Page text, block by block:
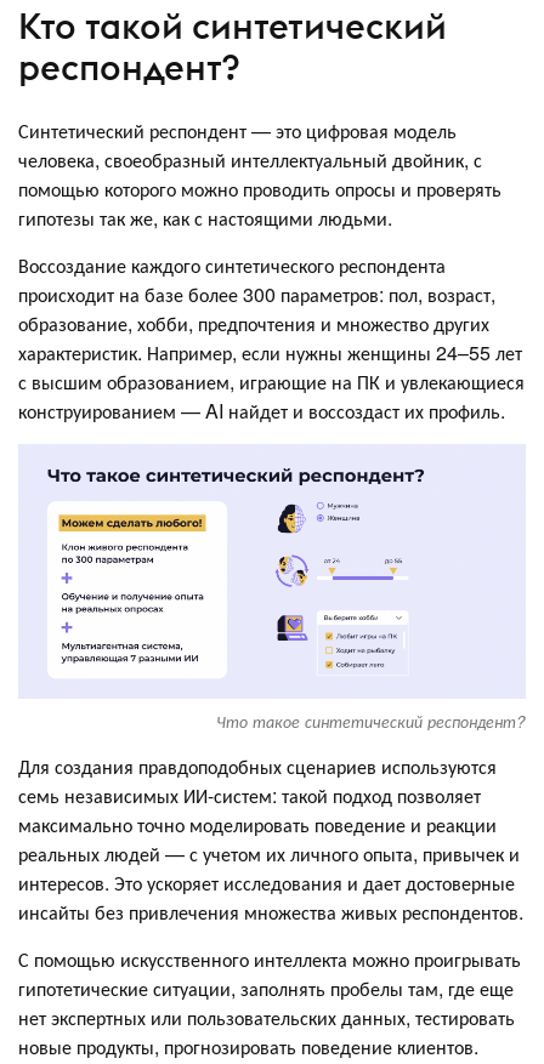
Кто такой синтетический
респондент?
Синтетический респондент — это цифровая модель
человека, своеобразный интеллектуальный двойник, с
помощью которого можно проводить опросы и проверять
гипотезы так же, как с настоящими людьми.
Воссоздание каждого синтетического респондента
происходит на базе более 300 параметров: пол, возраст,
образование, хобби, предпочтения и множество других
характеристик. Например, если нужны женщины 24–55 лет
с высшим образованием, играющие на ПК и увлекающиеся
конструированием — AI найдет и воссоздаст их профиль.
Что такое синтетический респондент?
Для создания правдоподобных сценариев используются
семь независимых ИИ-систем: такой подход позволяет
максимально точно моделировать поведение и реакции
реальных людей — с учетом их личного опыта, привычек и
интересов. Это ускоряет исследования и дает достоверные
инсайты без привлечения множества живых респондентов.
С помощью искусственного интеллекта можно проигрывать
гипотетические ситуации, заполнять пробелы там, где еще
нет экспертных или пользовательских данных, тестировать
новые продукты, прогнозировать поведение клиентов.